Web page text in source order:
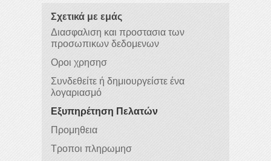
Σχετικά με εμάς
Διασφαλιση και προστασια των
προσωπικων δεδομενων
Οροι χρησησ
Συνδεθείτε ή δημιουργείστε ένα
λογαριασμό
Εξυπηρέτηση Πελατών
Προμηθεια
Τροποι πληρωμησ